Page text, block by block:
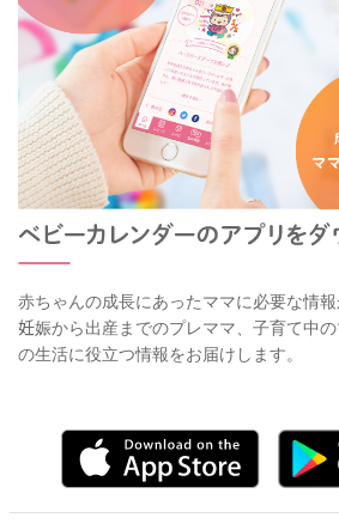
赤ちゃんの成長にあったママに必要な情報
妊娠から出産までのプレママ、子育て中
の生活に役立つ情報をお届けします。